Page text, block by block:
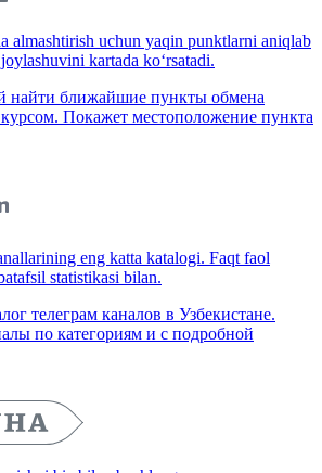
almashtirish uchun yaqin punktlarni aniqlab
kartada ko‘rsatadi.
найти ближайшие пункты обмена
Покажет местоположение пункта
eng katta katalogi. Faqt faol
statistikasi bilan.
телеграм каналов в Узбекистане.
по категориям и с подробной